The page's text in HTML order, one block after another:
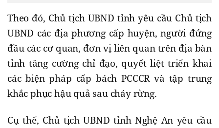
Theo đó, Chủ tịch UBND tỉnh yêu cầu Chủ tịch
UBND các địa phương cấp huyện, người đứng
đầu các cơ quan, đơn vị liên quan trên địa bàn
tỉnh tăng cường chỉ đạo, quyết liệt triển khai
các biện pháp cấp bách PCCCR và tập trung
khắc phục hậu quả sau cháy rừng.
Cụ thể, Chủ tịch UBND tỉnh Nghệ An yêu cầu